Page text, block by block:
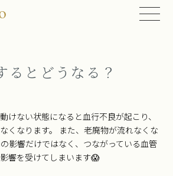
るとどうなる？
けない状態になると血行不良が起こり、
くなります。 また、老廃物が流れなくな
影響だけではなく、つながっている血管
響を受けてしまいます😱